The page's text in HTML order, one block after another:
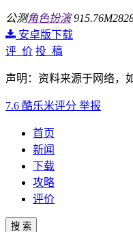
公测角色扮演 915.76M
安卓版下载
评 价 投 稿
声明：资料来源于网络，
7.6 酷乐米评分 举报
首页
新闻
下载
攻略
评价
搜 索